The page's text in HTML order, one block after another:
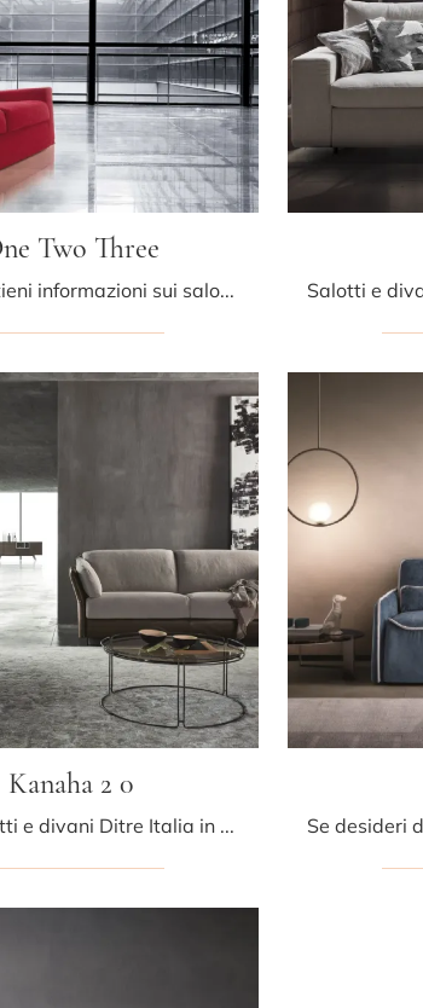
Two Three
Clicca e ottieni informazioni sui salotti classici di Fox Italia! Molteplici modelli di divani, come One Two Three, ti aspettano.
Kanaha 2 0
Cerchi salotti e divani Ditre Italia in tessuto? Clicca e scopri di più sul modello Kanaha 2 0 per spazi design.